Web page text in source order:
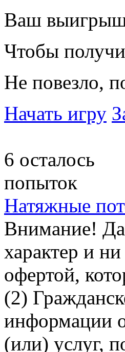
Ваш
Чтобы
Не повезло,
Начать игру
6 осталось
попыток
Натяжные
Внимание!
характер и
офертой,
(2)
информации
(или) услуг,